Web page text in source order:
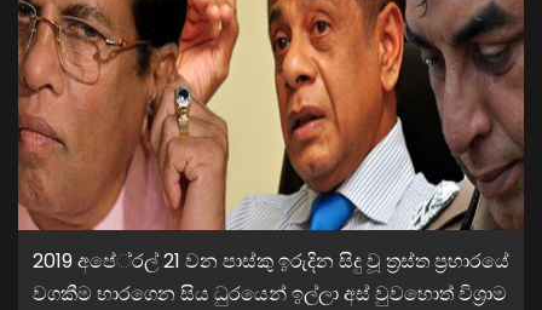
2019 අපේ‍්‍රල් 21 වන පාස්කු ඉරුදින සිදු වූ ත‍්‍රස්ත ප‍්‍රහාරයේ
වගකීම භාරගෙන සිය ධුරයෙන් ඉල්ලා අස් වුවහොත් විශ්‍රාම